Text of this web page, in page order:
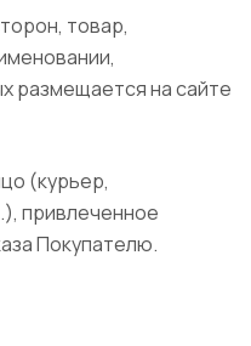
товар,
размещается на сайте
(курьер,
привлеченное
Покупателю.